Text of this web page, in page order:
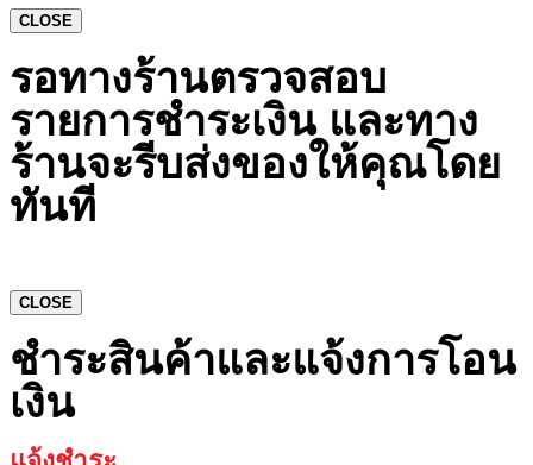
CLOSE
รอทางร้านตรวจสอบ
รายการชำระเงิน และทาง
ร้านจะรีบส่งของให้คุณโดย
ทันที
CLOSE
ชำระสินค้าและแจ้งการโอน
เงิน